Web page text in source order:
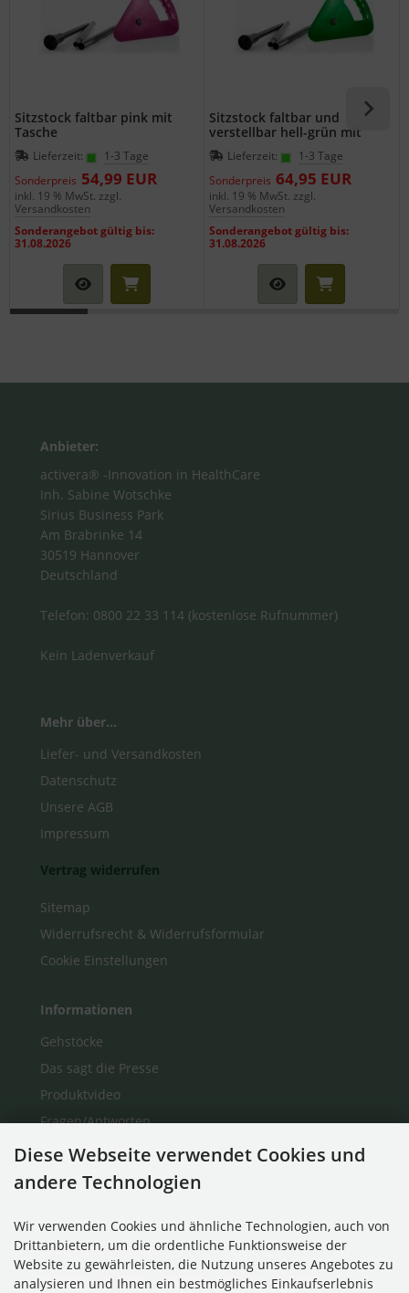
Sitzstock faltbar pink mit
Tasche
Lieferzeit:
1-3 Tage
Sonderpreis 54,99 EUR
inkl. 19 % MwSt. zzgl.
Versandkosten
Sonderangebot gültig bis:
31.08.2026
Sitzstock faltbar und
verstellbar hell-grün mit
Tasche
Lieferzeit:
1-3 Tage
Sonderpreis 64,95 EUR
inkl. 19 % MwSt. zzgl.
Versandkosten
Sonderangebot gültig bis:
31.08.2026
Anbieter:
activera® -Innovation in HealthCare
Inh. Sabine Wotschke
Sirius Business Park
Am Brabrinke 14
30519 Hannover
Deutschland
Telefon: 0800 22 33 114 (kostenlose Rufnummer)
Kein Ladenverkauf
Mehr über...
Liefer- und Versandkosten
Datenschutz
Unsere AGB
Impressum
Vertrag widerrufen
Sitemap
Widerrufsrecht & Widerrufsformular
Cookie Einstellungen
Informationen
Gehstöcke
Das sagt die Presse
Produktvideo
Fragen/Antworten
Auf einen Blick
Über Uns
Zahlungsmethoden
Diese Webseite verwendet Cookies und
andere Technologien
Wir verwenden Cookies und ähnliche Technologien, auch von
Drittanbietern, um die ordentliche Funktionsweise der
Website zu gewährleisten, die Nutzung unseres Angebotes zu
analysieren und Ihnen ein bestmögliches Einkaufserlebnis